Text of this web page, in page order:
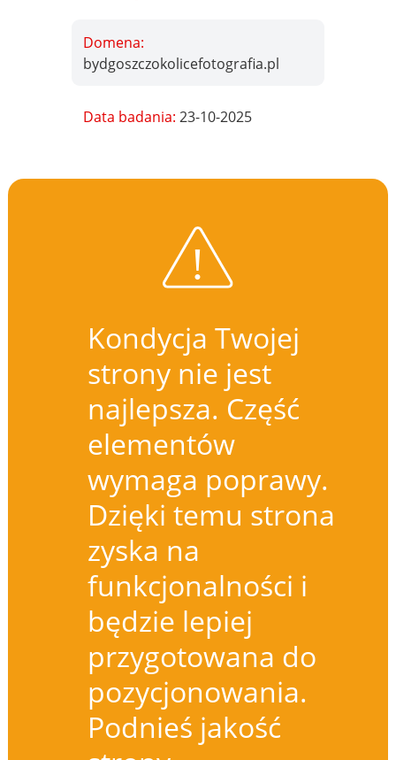
Domena:
bydgoszczokolicefotografia.pl
Data badania:23-10-2025
Kondycja Twojej
strony nie jest
najlepsza. Część
elementów
wymaga poprawy.
Dzięki temu strona
zyska na
funkcjonalności i
będzie lepiej
przygotowana do
pozycjonowania.
Podnieś jakość